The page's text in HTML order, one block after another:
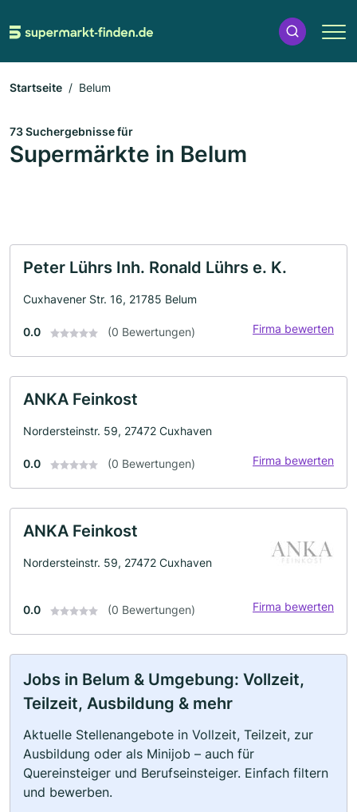
Startseite Belum
73 Suchergebnisse für
Supermärkte in Belum
Peter Lührs Inh. Ronald Lührs e. K.
Cuxhavener Str. 16, 21785 Belum
0.0 (0 Bewertungen) Firma bewerten
ANKA Feinkost
Nordersteinstr. 59, 27472 Cuxhaven
0.0 (0 Bewertungen) Firma bewerten
ANKA Feinkost
Nordersteinstr. 59, 27472 Cuxhaven
0.0 (0 Bewertungen) Firma bewerten
Jobs in Belum & Umgebung: Vollzeit,
Teilzeit, Ausbildung & mehr
Aktuelle Stellenangebote in Vollzeit, Teilzeit, zur
Ausbildung oder als Minijob – auch für
Quereinsteiger und Berufseinsteiger. Einfach filtern
und bewerben.